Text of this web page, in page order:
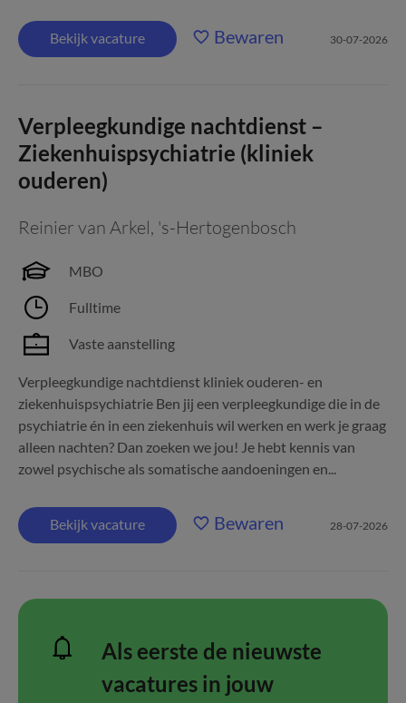
Bekijk vacature Bewaren 30-07-2026
Verpleegkundige nachtdienst –
Ziekenhuispsychiatrie (kliniek
ouderen)
Reinier van Arkel, 's-Hertogenbosch
MBO
Fulltime
Vaste aanstelling
Verpleegkundige nachtdienst kliniek ouderen- en
ziekenhuispsychiatrie Ben jij een verpleegkundige die in de
psychiatrie én in een ziekenhuis wil werken en werk je graag
alleen nachten? Dan zoeken we jou! Je hebt kennis van
zowel psychische als somatische aandoeningen en...
Bekijk vacature Bewaren 28-07-2026
Als eerste de nieuwste
vacatures in jouw